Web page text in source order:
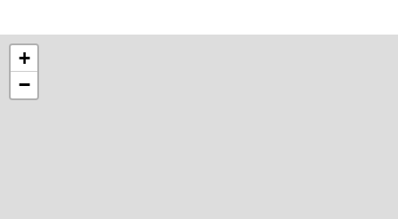
+
−